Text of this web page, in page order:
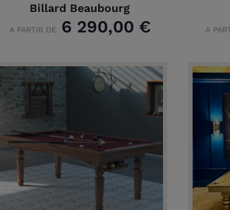
Billard Beaubourg
A PARTIR DE6 290,00 € A